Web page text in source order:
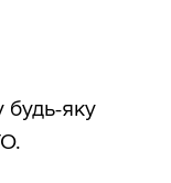
будь-яку